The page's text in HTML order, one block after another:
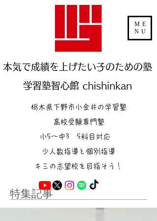
本気で成績を上げたい子のための塾
学習塾智心館 chishinkan
ME
NU
栃木県下野市小金井の学習塾
高校受験専門塾
小5～中3 5科目対応
少人数指導と個別指導
キミの志望校を目指そう！
特集記事